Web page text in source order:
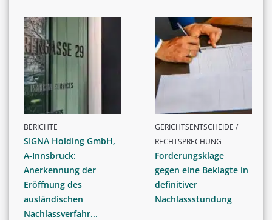
BERICHTE
SIGNA Holding GmbH,
A-Innsbruck:
Anerkennung der
Eröffnung des
ausländischen
Nachlassverfahr...
GERICHTSENTSCHEIDE /
RECHTSPRECHUNG
Forderungsklage
gegen eine Beklagte in
definitiver
Nachlassstundung